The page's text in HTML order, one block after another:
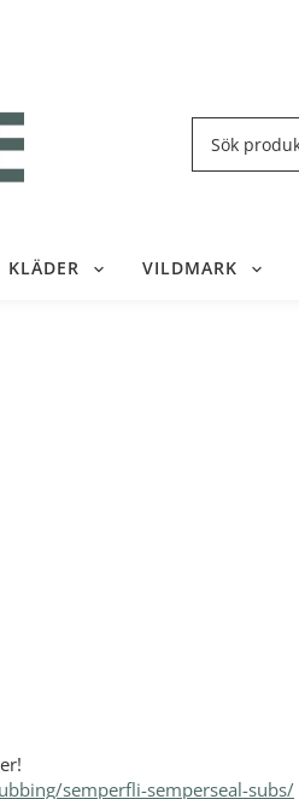
KLÄDER VILDMARK
semperfli-semperseal-subs/